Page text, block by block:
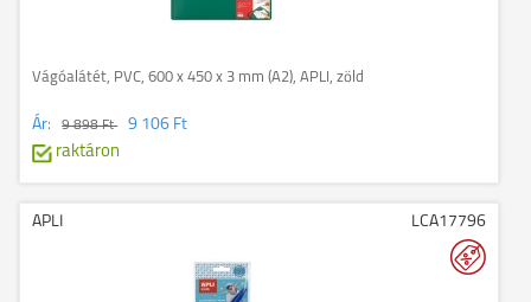
Vágóalátét, PVC, 600 x 450 x 3 mm (A2), APLI, zöld
Ár: 9 898 Ft
9 106 Ft
raktáron
APLI LCA17796